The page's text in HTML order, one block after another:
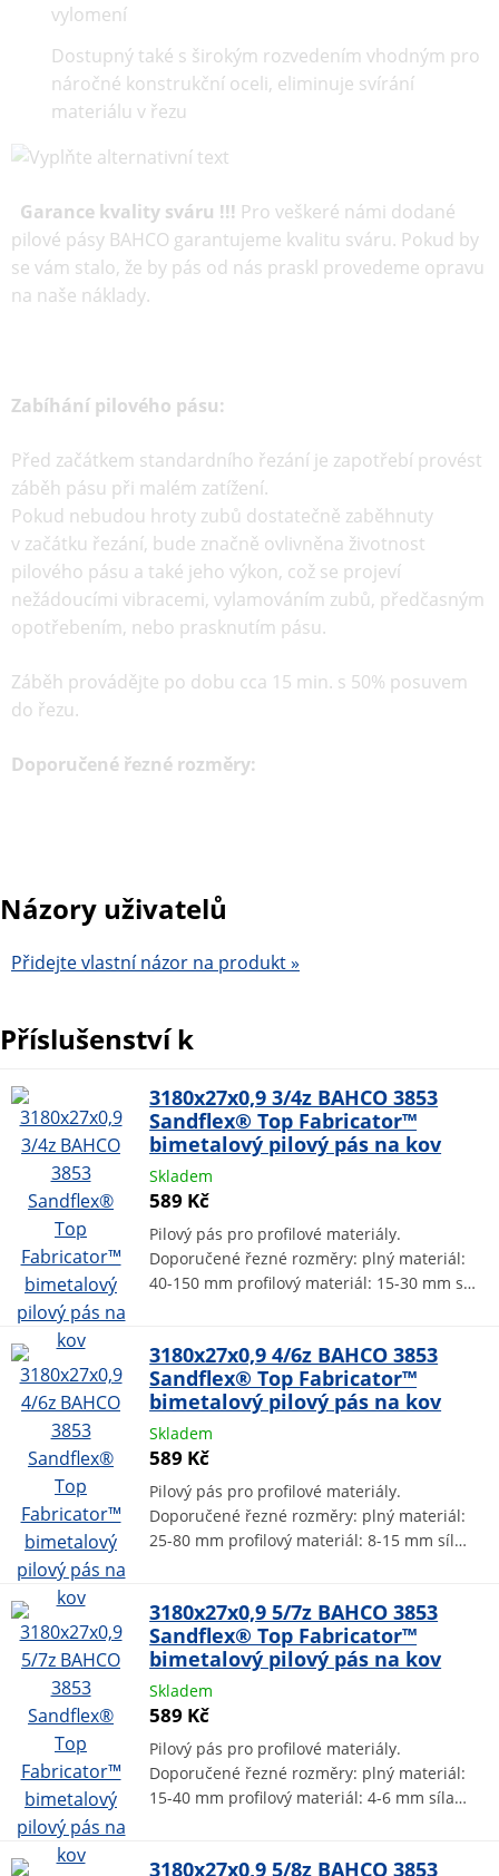
vylomení
Dostupný také s širokým rozvedením vhodným pro
náročné konstrukční oceli, eliminuje svírání
materiálu v řezu
Garance kvality sváru !!! Pro veškeré námi dodané
pilové pásy BAHCO garantujeme kvalitu sváru. Pokud by
se vám stalo, že by pás od nás praskl provedeme opravu
na naše náklady.
Zabíhání pilového pásu:
Před začátkem standardního řezání je zapotřebí provést
záběh pásu při malém zatížení.
Pokud nebudou hroty zubů dostatečně zaběhnuty
v začátku řezání, bude značně ovlivněna životnost
pilového pásu a také jeho výkon, což se projeví
nežádoucími vibracemi, vylamováním zubů, předčasným
opotřebením, nebo prasknutím pásu.
Záběh provádějte po dobu cca 15 min. s 50% posuvem
do řezu.
Doporučené řezné rozměry:
Názory uživatelů
Přidejte vlastní názor na produkt »
Příslušenství k
3180x27x0,9 3/4z BAHCO 3853
Sandflex® Top Fabricator™
bimetalový pilový pás na kov
Skladem
589 Kč
Pilový pás pro profilové materiály.
Doporučené řezné rozměry: plný materiál:
40-150 mm profilový materiál: 15-30 mm s…
3180x27x0,9 4/6z BAHCO 3853
Sandflex® Top Fabricator™
bimetalový pilový pás na kov
Skladem
589 Kč
Pilový pás pro profilové materiály.
Doporučené řezné rozměry: plný materiál:
25-80 mm profilový materiál: 8-15 mm síl…
3180x27x0,9 5/7z BAHCO 3853
Sandflex® Top Fabricator™
bimetalový pilový pás na kov
Skladem
589 Kč
Pilový pás pro profilové materiály.
Doporučené řezné rozměry: plný materiál:
15-40 mm profilový materiál: 4-6 mm síla…
3180x27x0,9 5/8z BAHCO 3853